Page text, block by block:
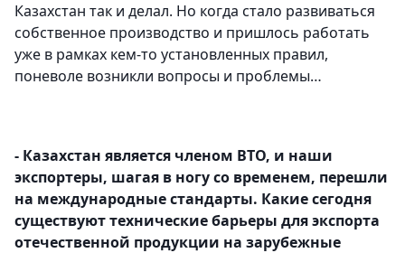
Казахстан так и делал. Но когда стало развиваться
собственное производство и пришлось работать
уже в рамках кем-то установленных правил,
поневоле возникли вопросы и проблемы…
- Казахстан является членом ВТО, и наши
экспортеры, шагая в ногу со временем, перешли
на международные стандарты. Какие сегодня
существуют технические барьеры для экспорта
отечественной продукции на зарубежные